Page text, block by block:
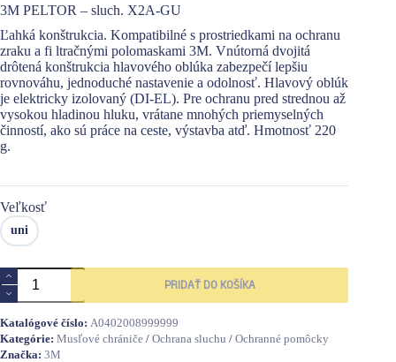
3M PELTOR – sluch. X2A-GU
Ľahká konštrukcia. Kompatibilné s prostriedkami na ochranu
zraku a fi ltračnými polomaskami 3M. Vnútorná dvojitá
drôtená konštrukcia hlavového oblúka zabezpečí lepšiu
rovnováhu, jednoduché nastavenie a odolnosť. Hlavový oblúk
je elektricky izolovaný (DI-EL). Pre ochranu pred strednou až
vysokou hladinou hluku, vrátane mnohých priemyselných
činností, ako sú práce na ceste, výstavba atď. Hmotnosť 220
g.
Veľkosť
uni
množstvo
3M
PELTOR
-
sluch.
X2A-
PRIDAŤ DO KOŠÍKA
Katalógové číslo: A0402008999999
Kategórie: Musľové chrániče / Ochrana sluchu / Ochranné pomôcky
Značka: 3M